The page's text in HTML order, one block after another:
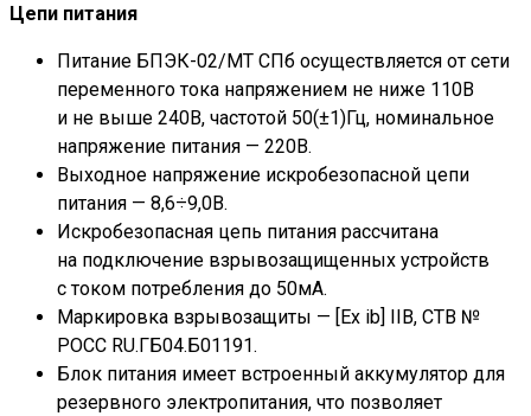
Цепи питания
Питание БПЭК-02/МТ СПб осуществляется от сети
переменного тока напряжением не ниже 110В
и не выше 240В, частотой 50(±1)Гц, номинальное
напряжение питания — 220В.
Выходное напряжение искробезопасной цепи
питания — 8,6÷9,0В.
Искробезопасная цепь питания рассчитана
на подключение взрывозащищенных устройств
с током потребления до 50мА.
Маркировка взрывозащиты — [Ex ib] IIB, СТВ №
РОСС RU.ГБ04.Б01191.
Блок питания имеет встроенный аккумулятор для
резервного электропитания, что позволяет